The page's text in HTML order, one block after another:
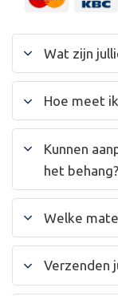
Wat zijn
Hoe meet
Kunnen
het behang?
Welke
Verzenden